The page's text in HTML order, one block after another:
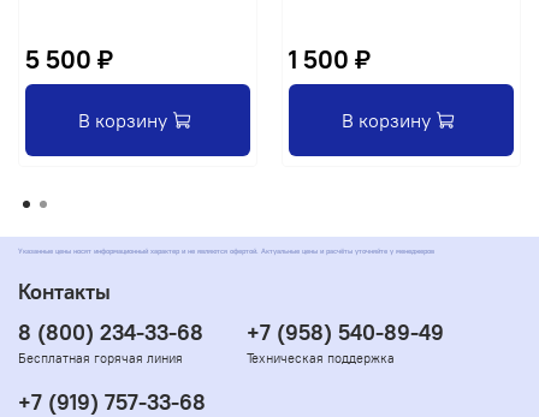
5 500 ₽
В корзину
1 500 ₽
В корзину
Указанные цены носят информационный характер и не являются офертой. Актуальные цены и расчёты уточняйте у менеджеров
Контакты
8 (800) 234-33-68
Бесплатная горячая линия
+7 (958) 540-89-49
Техническая поддержка
+7 (919) 757-33-68